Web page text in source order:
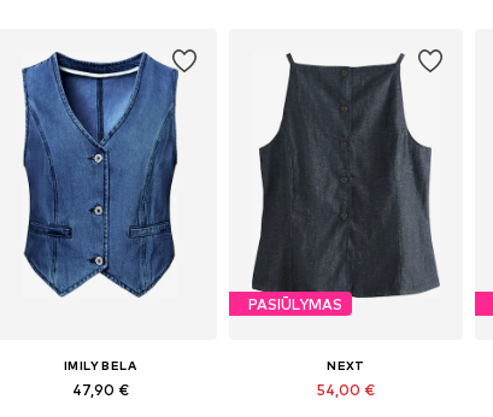
IMILY BELA
47,90 €
PASIŪLYMAS
NEXT
54,00 €